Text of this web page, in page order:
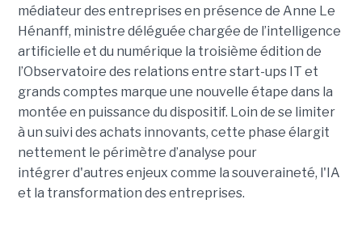
médiateur des entreprises en présence de Anne Le
Hénanff, ministre déléguée chargée de l’intelligence
artificielle et du numérique la troisième édition de
l’Observatoire des relations entre start-ups IT et
grands comptes marque une nouvelle étape dans la
montée en puissance du dispositif. Loin de se limiter
à un suivi des achats innovants, cette phase élargit
nettement le périmètre d’analyse pour
intégrer d'autres enjeux comme la souveraineté, l'IA
et la transformation des entreprises.